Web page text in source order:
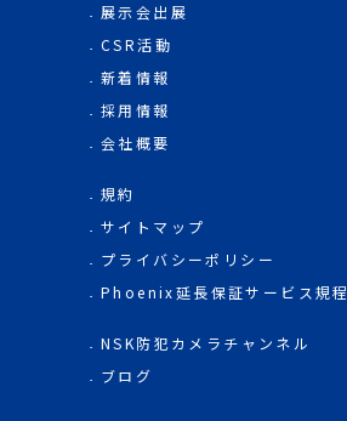
展示会出展
CSR活動
新着情報
採用情報
会社概要
規約
サイトマップ
プライバシーポリシー
Phoenix延長保証サービス規程
NSK防犯カメラチャンネル
ブログ